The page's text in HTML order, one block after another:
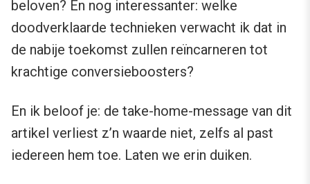
beloven? En nog interessanter: welke
doodverklaarde technieken verwacht ik dat in
de nabije toekomst zullen reïncarneren tot
krachtige conversieboosters?
En ik beloof je: de take-home-message van dit
artikel verliest z’n waarde niet, zelfs al past
iedereen hem toe. Laten we erin duiken.